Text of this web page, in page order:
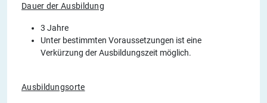
Dauer der Ausbildung
3 Jahre
Unter bestimmten Voraussetzungen ist eine
Verkürzung der Ausbildungszeit möglich.
Ausbildungsorte